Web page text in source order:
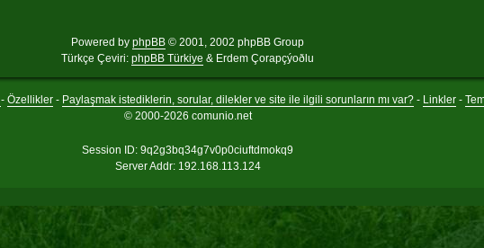
Powered by phpBB © 2001, 2002 phpBB Group
Türkçe Çeviri: phpBB Türkiye & Erdem Çorapçýoðlu
-Özellikler - Paylaşmak istediklerin, sorular, dilekler ve site ile ilgili sorunların mı var? - Linkler -
© 2000-2026 comunio.net
Session ID: 9q2g3bq34g7v0p0ciuftdmokq9
Server Addr: 192.168.113.124